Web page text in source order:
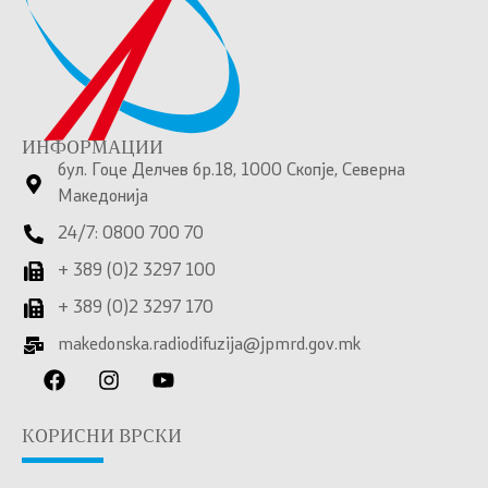
ИНФОРМАЦИИ
бул. Гоце Делчев бр.18, 1000 Скопје, Северна
Македонија
24/7: 0800 700 70
+ 389 (0)2 3297 100
+ 389 (0)2 3297 170
makedonska.radiodifuzija@jpmrd.gov.mk
КОРИСНИ ВРСКИ